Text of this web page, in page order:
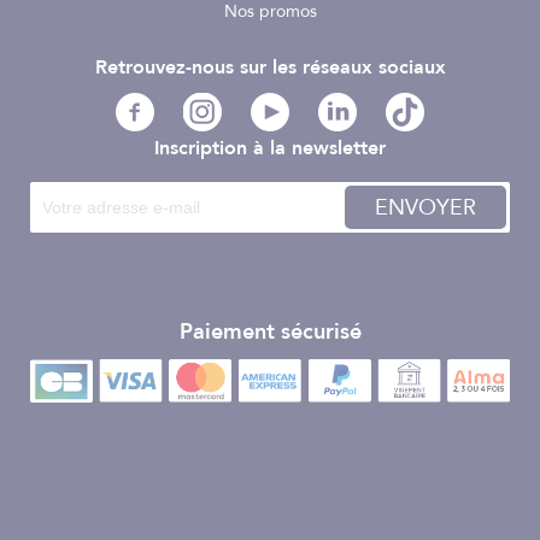
Nos promos
Inscription à la newsletter
ENVOYER
Paiement sécurisé
Retrouvez-nous sur les réseaux sociaux